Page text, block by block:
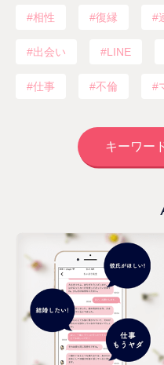
相性 復縁
出会い LINE
仕事 不倫
キーワー